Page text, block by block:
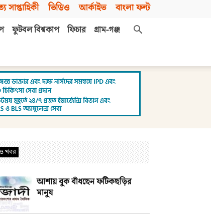
সাপ্তাহিকী ভিডিও আর্কাইভ বাংলা ফন্ট
ফুটবল বিশ্বকাপ ফিচার
গ্রাম-গঞ্জ
খবর
আশায় বুক বাঁধছেন ফটিকছড়ির
মানুষ